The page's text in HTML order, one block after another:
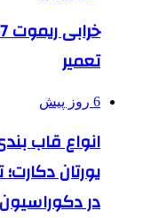
تعمیر
6 روز پیش
انواع قاب
یورتان
در